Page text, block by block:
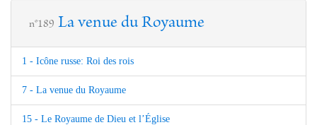
n°189 La venue du Royaume
1 - Icône russe: Roi des rois
7 - La venue du Royaume
15 - Le Royaume de Dieu et l’Église